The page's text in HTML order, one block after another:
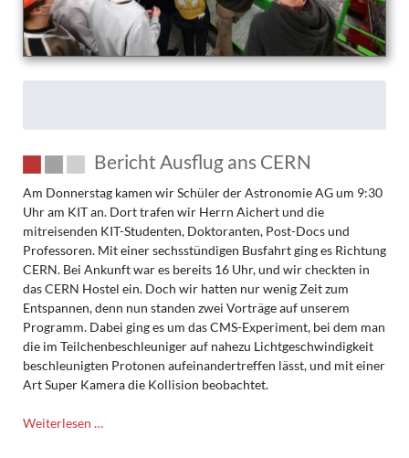
Bericht Ausflug ans CERN
Am Donnerstag kamen wir Schüler der Astronomie AG um 9:30
Uhr am KIT an. Dort trafen wir Herrn Aichert und die
mitreisenden KIT-Studenten, Doktoranten, Post-Docs und
Professoren. Mit einer sechsstündigen Busfahrt ging es Richtung
CERN. Bei Ankunft war es bereits 16 Uhr, und wir checkten in
das CERN Hostel ein. Doch wir hatten nur wenig Zeit zum
Entspannen, denn nun standen zwei Vorträge auf unserem
Programm. Dabei ging es um das CMS-Experiment, bei dem man
die im Teilchenbeschleuniger auf nahezu Lichtgeschwindigkeit
beschleunigten Protonen aufeinandertreffen lässt, und mit einer
Art Super Kamera die Kollision beobachtet.
Weiterlesen …Bericht